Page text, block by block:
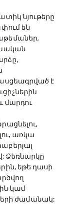
նյութերը
են
է
մարդու
առկա
Ձեռնարկը
եթե դասի
կամ
ժամանակ: